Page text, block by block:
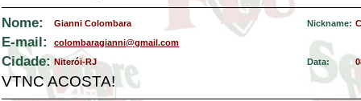
Nome: Gianni Colombara Nickname:
E-mail: colombaragianni@gmail.com
Cidade: Niterói-RJ Data:
VTNC ACOSTA!